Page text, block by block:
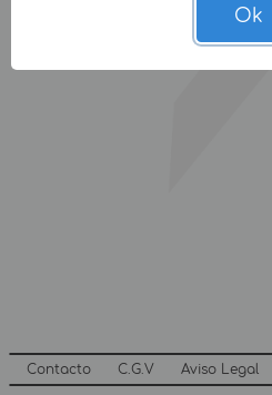
Contacto C.G.V Aviso Legal
Ok